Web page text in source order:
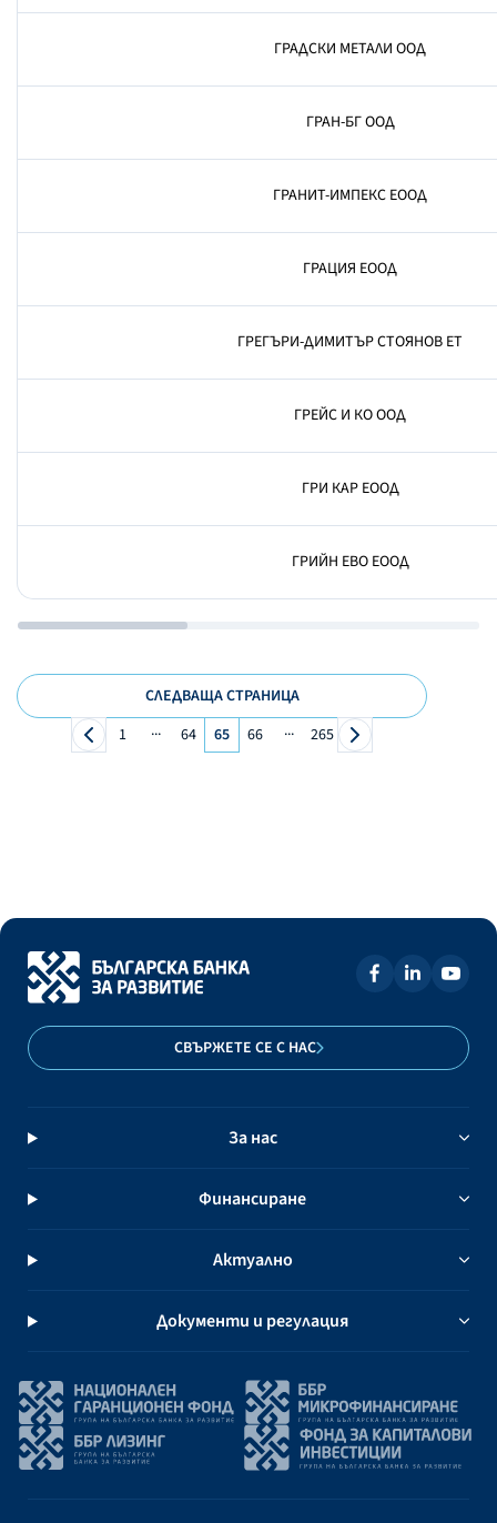
ГРАДСКИ МЕТАЛИ ООД
ГРАН-БГ ООД
ГРАНИТ-ИМПЕКС ЕООД
ГРАЦИЯ ЕООД
ГРЕГЪРИ-ДИМИТЪР СТОЯНОВ ЕТ
ГРЕЙС И КО ООД
ГРИ КАР ЕООД
ГРИЙН ЕВО ЕООД
СЛЕДВАЩА СТРАНИЦА
1
... 64 65 66 ... 265
СВЪРЖЕТЕ СЕ С НАС
За нас
Финансиране
Актуално
Документи и регулация